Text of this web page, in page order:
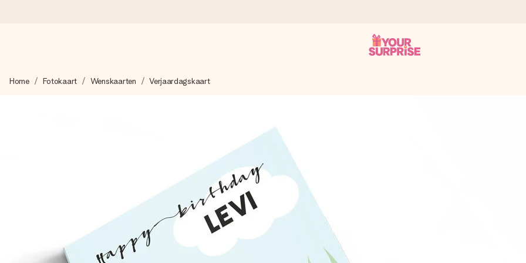
We maken jouw cadeau met zorg en zorgen dat het razendsnel onderweg is - zodat jij kunt geven op precies het juiste moment,
Onze cadeaus worden gewaardeerd. Klanten beoordelen ons met een 4,7 op Google Reviews
Je maakt in een paar stappen iets unieks – met haar naam, jullie foto of een boodschap die raakt. Zonder gedoe, maar met alle
Home Fotokaart Wenskaarten Verjaardagskaart